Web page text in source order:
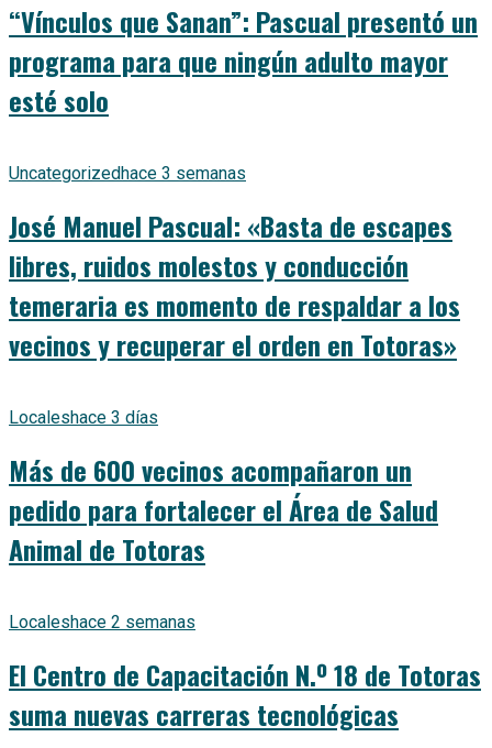
“Vínculos que Sanan”: Pascual presentó un
programa para que ningún adulto mayor
esté solo
Uncategorizedhace 3 semanas
José Manuel Pascual: «Basta de escapes
libres, ruidos molestos y conducción
temeraria es momento de respaldar a los
vecinos y recuperar el orden en Totoras»
Localeshace 3 días
Más de 600 vecinos acompañaron un
pedido para fortalecer el Área de Salud
Animal de Totoras
Localeshace 2 semanas
El Centro de Capacitación N.º 18 de Totoras
suma nuevas carreras tecnológicas